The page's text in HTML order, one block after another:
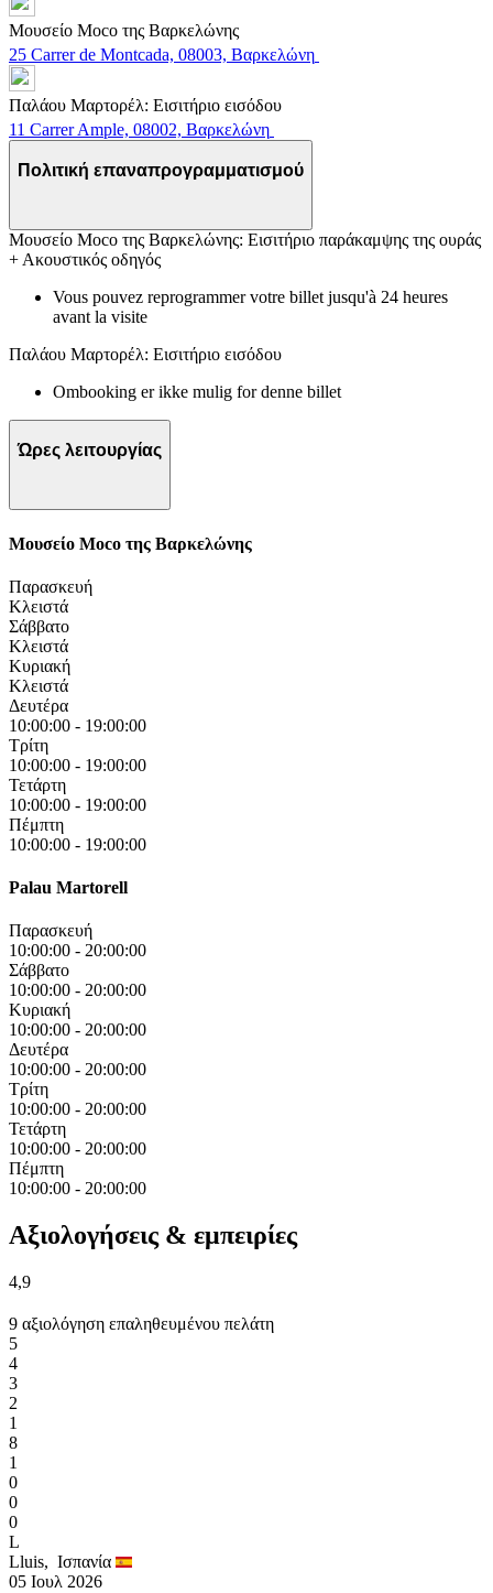
Μουσείο Moco της Βαρκελώνης
25 Carrer de Montcada, 08003, Βαρκελώνη
Παλάου Μαρτορέλ: Εισιτήριο εισόδου
11 Carrer Ample, 08002, Βαρκελώνη
Πολιτική επαναπρογραμματισμού
Μουσείο Moco της Βαρκελώνης: Εισιτήριο παράκαμψης της ουράς
+ Ακουστικός οδηγός
Vous pouvez reprogrammer votre billet jusqu'à 24 heures
avant la visite
Παλάου Μαρτορέλ: Εισιτήριο εισόδου
Ombooking er ikke mulig for denne billet
Ώρες λειτουργίας
Μουσείο Moco της Βαρκελώνης
Παρασκευή
Κλειστά
Σάββατο
Κλειστά
Κυριακή
Κλειστά
Δευτέρα
10:00:00 - 19:00:00
Τρίτη
10:00:00 - 19:00:00
Τετάρτη
10:00:00 - 19:00:00
Πέμπτη
10:00:00 - 19:00:00
Palau Martorell
Παρασκευή
10:00:00 - 20:00:00
Σάββατο
10:00:00 - 20:00:00
Κυριακή
10:00:00 - 20:00:00
Δευτέρα
10:00:00 - 20:00:00
Τρίτη
10:00:00 - 20:00:00
Τετάρτη
10:00:00 - 20:00:00
Πέμπτη
10:00:00 - 20:00:00
Αξιολογήσεις & εμπειρίες
4,9
9 αξιολόγηση επαληθευμένου πελάτη
5
4
3
2
1
8
1
0
0
0
L
Lluis, Ισπανία
05 Ιουλ 2026